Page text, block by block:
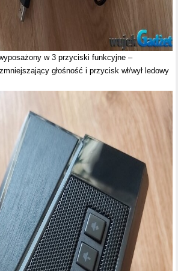
w 3 przyciski funkcyjne –
głośność i przycisk wł/wył ledowy